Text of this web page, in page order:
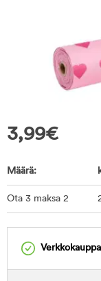
3,99€
Määrä:
Ota 3 maksa 2
Verkkokauppa